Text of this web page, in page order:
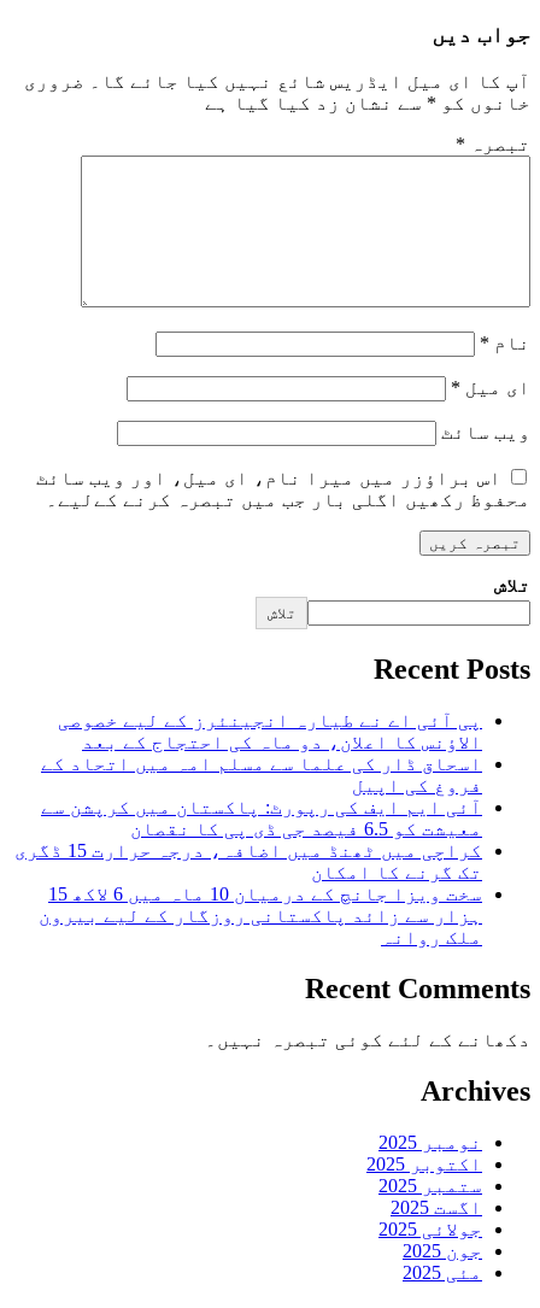
جواب دیں
آپ کا ای میل ایڈریس شائع نہیں کیا جائے گا۔
ضروری
خانوں کو * سے نشان زد کیا گیا ہے
تبصرہ *
نام *
ای میل *
ویب‌ سائٹ
اس براؤزر میں میرا نام، ای میل، اور ویب سائٹ
محفوظ رکھیں اگلی بار جب میں تبصرہ کرنے کےلیے۔
تلاش
تلاش
Recent Posts
پی آئی اے نے طیارہ انجینئرز کے لیے خصوصی
الاؤنس کا اعلان، دو ماہ کی احتجاج کے بعد
اسحاق ڈار کی علما سے مسلم امہ میں اتحاد کے
فروغ کی اپیل
آئی ایم ایف کی رپورٹ: پاکستان میں کرپشن سے
معیشت کو 6.5 فیصد جی ڈی پی کا نقصان
کراچی میں ٹھنڈ میں اضافہ، درجہ حرارت 15 ڈگری
تک گرنے کا امکان
سخت ویزا جانچ کے درمیان 10 ماہ میں 6 لاکھ 15
ہزار سے زائد پاکستانی روزگار کے لیے بیرون
ملک روانہ
Recent Comments
دکھانے کے لئے کوئی تبصرہ نہیں۔
Archives
نومبر 2025
اکتوبر 2025
ستمبر 2025
اگست 2025
جولائی 2025
جون 2025
مئی 2025